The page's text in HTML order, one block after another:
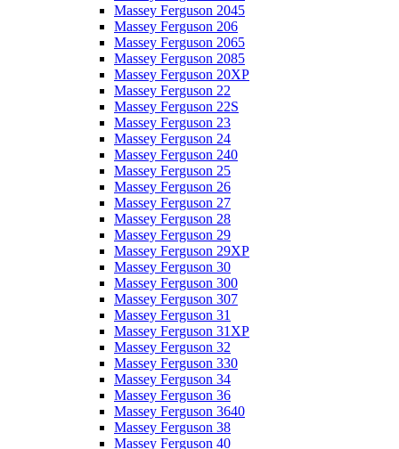
Massey Ferguson 2045
Massey Ferguson 206
Massey Ferguson 2065
Massey Ferguson 2085
Massey Ferguson 20XP
Massey Ferguson 22
Massey Ferguson 22S
Massey Ferguson 23
Massey Ferguson 24
Massey Ferguson 240
Massey Ferguson 25
Massey Ferguson 26
Massey Ferguson 27
Massey Ferguson 28
Massey Ferguson 29
Massey Ferguson 29XP
Massey Ferguson 30
Massey Ferguson 300
Massey Ferguson 307
Massey Ferguson 31
Massey Ferguson 31XP
Massey Ferguson 32
Massey Ferguson 330
Massey Ferguson 34
Massey Ferguson 36
Massey Ferguson 3640
Massey Ferguson 38
Massey Ferguson 40